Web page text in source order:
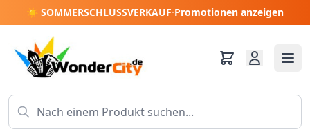
☀️ SOMMERSCHLUSSVERKAUF·Promotionen anzeigen